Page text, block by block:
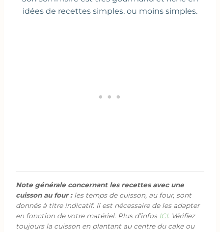
idées de recettes simples, ou moins simples.
Note générale concernant les recettes avec une
cuisson au four :les temps de cuisson, au four, sont
donnés à titre indicatif. Il est nécessaire de les adapter
en fonction de votre matériel. Plus d’infos ICI. Vérifiez
toujours la cuisson en plantant au centre du cake ou